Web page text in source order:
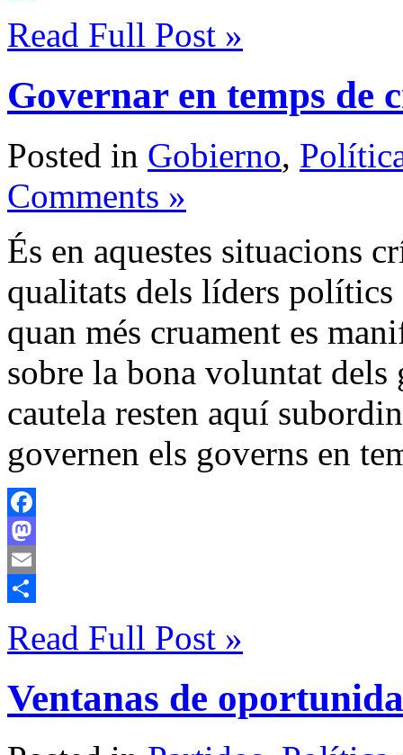
Read Full Post »
Governar en temps de
Posted in Gobierno,
Comments »
És en aquestes situacions
qualitats dels líders polítics
quan més cruament es
sobre la bona voluntat dels
cautela resten aquí
governen els governs en
Facebook
Mastodon
Email
Read Full Post »
Ventanas de